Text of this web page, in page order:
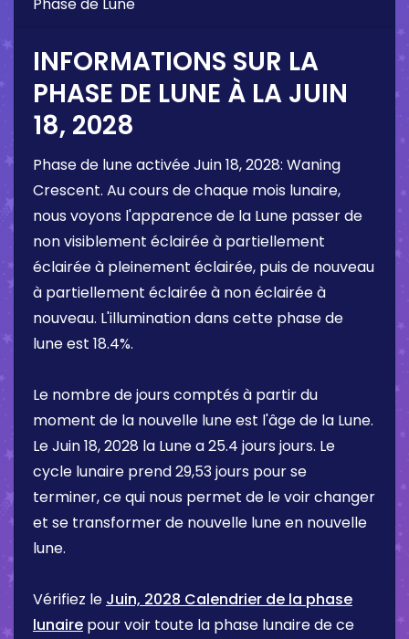
Phase de Lune
INFORMATIONS SUR LA
PHASE DE LUNE À LA JUIN
18, 2028
Phase de lune activéeJuin 18, 2028: Waning
Crescent. Au cours de chaque mois lunaire,
nous voyons l'apparence de la Lune passer de
non visiblement éclairée à partiellement
éclairée à pleinement éclairée, puis de nouveau
à partiellement éclairée à non éclairée à
nouveau. L'illumination dans cette phase de
lune est 18.4%.
Le nombre de jours comptés à partir du
moment de la nouvelle lune est l'âge de la Lune.
LeJuin 18, 2028 la Lune a25.4 jours jours. Le
cycle lunaire prend 29,53 jours pour se
terminer, ce qui nous permet de le voir changer
et se transformer de nouvelle lune en nouvelle
lune.
Vérifiez le Juin, 2028 Calendrier de la phase
lunaire pour voir toute la phase lunaire de ce